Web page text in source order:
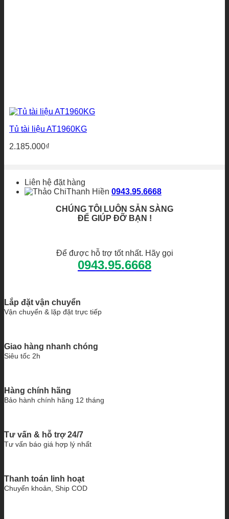
Tủ tài liệu AT1960KG
2.185.000₫
Liên hệ đặt hàng
Thanh Hiền 0943.95.6668
CHÚNG TÔI LUÔN SẴN SÀNG
ĐỂ GIÚP ĐỠ BẠN !
Để được hỗ trợ tốt nhất. Hãy gọi
0943.95.6668
Lắp đặt vận chuyển
Vận chuyển & lặp đặt trực tiếp
Giao hàng nhanh chóng
Siêu tốc 2h
Hàng chính hãng
Bảo hành chính hãng 12 tháng
Tư vấn & hỗ trợ 24/7
Tư vấn báo giá hợp lý nhất
Thanh toán linh hoạt
Chuyển khoản, Ship COD